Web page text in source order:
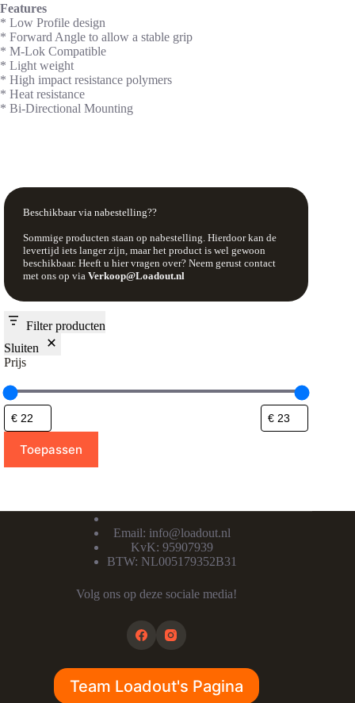
Features
* Low Profile design
* Forward Angle to allow a stable grip
* M-Lok Compatible
* Light weight
* High impact resistance polymers
* Heat resistance
* Bi-Directional Mounting
Beschikbaar via nabestelling??
Sommige producten staan op nabestelling. Hierdoor kan de
levertijd iets langer zijn, maar het product is wel gewoon
beschikbaar. Heeft u hier vragen over? Neem gerust contact
met ons op via Verkoop@Loadout.nl
Filter producten
Sluiten
Prijs
Toepassen
Email: info@loadout.nl
KvK: 95907939
BTW: NL005179352B31
Volg ons op deze sociale media!
Team Loadout's Pagina